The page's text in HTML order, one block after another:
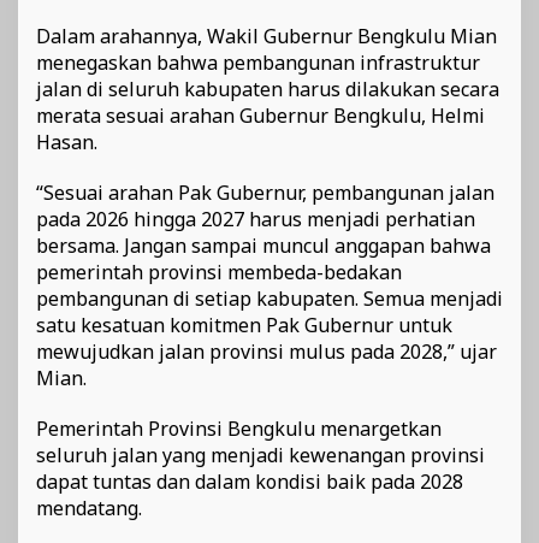
Dalam arahannya, Wakil Gubernur Bengkulu Mian
menegaskan bahwa pembangunan infrastruktur
jalan di seluruh kabupaten harus dilakukan secara
merata sesuai arahan Gubernur Bengkulu, Helmi
Hasan.
“Sesuai arahan Pak Gubernur, pembangunan jalan
pada 2026 hingga 2027 harus menjadi perhatian
bersama. Jangan sampai muncul anggapan bahwa
pemerintah provinsi membeda-bedakan
pembangunan di setiap kabupaten. Semua menjadi
satu kesatuan komitmen Pak Gubernur untuk
mewujudkan jalan provinsi mulus pada 2028,” ujar
Mian.
Pemerintah Provinsi Bengkulu menargetkan
seluruh jalan yang menjadi kewenangan provinsi
dapat tuntas dan dalam kondisi baik pada 2028
mendatang.